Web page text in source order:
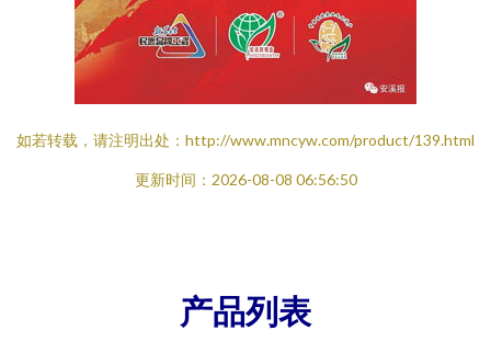
如若转载，请注明出处：http://www.mncyw.com/product/139.html
更新时间：2026-08-08 06:56:50
产品列表